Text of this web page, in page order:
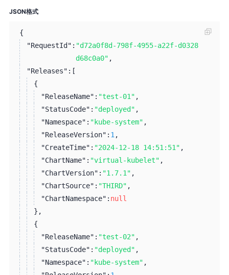
JSON格式
{
"RequestId": "d72a0f8d-798f-4955-a22f-d0328
d68c0a0" ,
"Releases": [
{
"ReleaseName": "test-01" ,
"StatusCode": "deployed" ,
"Namespace": "kube-system" ,
"ReleaseVersion": 1 ,
"CreateTime": "2024-12-18 14:51:51" ,
"ChartName": "virtual-kubelet" ,
"ChartVersion": "1.7.1" ,
"ChartSource": "THIRD" ,
"ChartNamespace": null
} ,
{
"ReleaseName": "test-02" ,
"StatusCode": "deployed" ,
"Namespace": "kube-system" ,